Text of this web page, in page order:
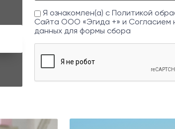
Я ознакомлен(а) с Политикой
Сайта ООО «Эгида +» и Согласием
данных для формы сбора